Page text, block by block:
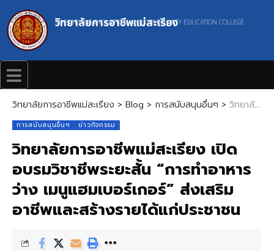
วิทยาลัยการอาชีพแม่สะเรียง
MAESARIANG INDUSTRIAL AND COMMUNITY EDUCATION COLLEGE
วิทยาลัยการอาชีพแม่สะเรียง > Blog > การสนับสนุนอื่นๆ > วิทยาลัยการอาชีพแม่สะเรียง เปิดอบรมวิชาชีพระยะสั้น “การทำอาหารว่าง เมนูแฮมเบอร์เกอร์” ส่งเสริมอาชีพและสร้างรายได้แก่ประชาชน
การสนับสนุนอื่นๆ ข่าวกิจกรรม
วิทยาลัยการอาชีพแม่สะเรียง เปิด
อบรมวิชาชีพระยะสั้น “การทำอาหาร
ว่าง เมนูแฮมเบอร์เกอร์” ส่งเสริม
อาชีพและสร้างรายได้แก่ประชาชน